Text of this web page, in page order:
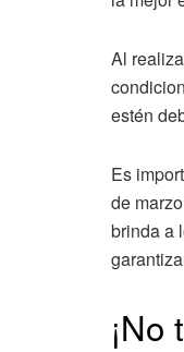
Al
estén
Es
de
brinda a
¡No